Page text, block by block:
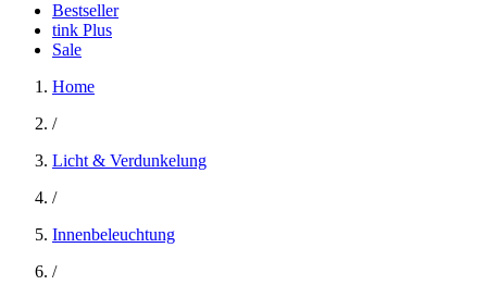
Bestseller
tink Plus
Sale
Home
/
Licht & Verdunkelung
/
Innenbeleuchtung
/